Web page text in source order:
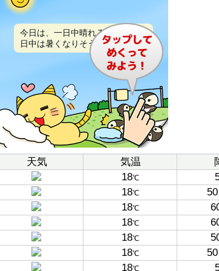
今日は、一日中晴れるでしょう。
日中は暑くなりそうです。
天気 気温
18℃
18℃ 50
18℃
18℃
18℃
18℃ 50
18℃